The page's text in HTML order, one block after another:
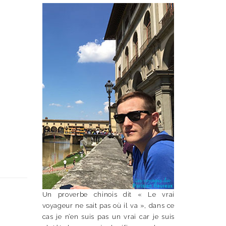
Un proverbe chinois dit « Le vrai
voyageur ne sait pas où il va », dans ce
cas je n’en suis pas un vrai car je suis